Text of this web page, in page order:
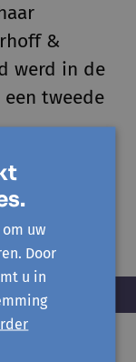
&
werd in de
tweede
uw
Door
u in